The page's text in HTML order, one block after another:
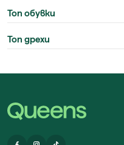
Топ обувки
Топ дрехи